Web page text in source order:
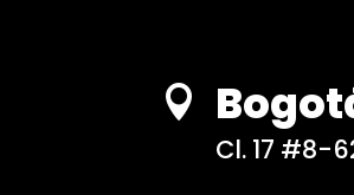

Cl. 17 #8-